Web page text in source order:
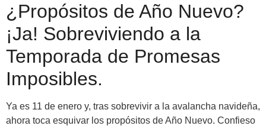
¿Propósitos de Año Nuevo?
¡Ja! Sobreviviendo a la
Temporada de Promesas
Imposibles.
Ya es 11 de enero y, tras sobrevivir a la avalancha navideña,
ahora toca esquivar los propósitos de Año Nuevo. Confieso